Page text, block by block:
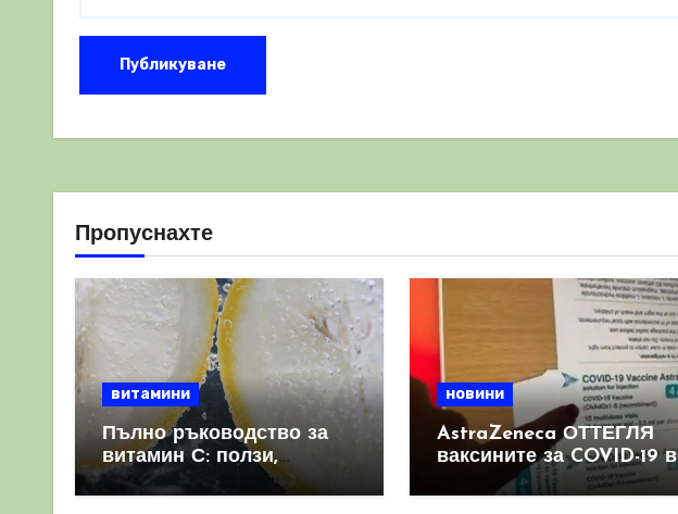
Пропуснахте
витамини
Пълно ръководство за
витамин С: ползи,
източници и защо е
важен за имунната
новини
AstraZeneca ОТТЕГЛЯ
ваксините за COVID-19 в
световен мащаб, след
като призна, че те